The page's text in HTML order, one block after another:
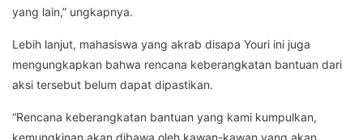
yang lain,” ungkapnya.
Lebih lanjut, mahasiswa yang akrab disapa Youri ini juga
mengungkapkan bahwa rencana keberangkatan bantuan dari
aksi tersebut belum dapat dipastikan.
“Rencana keberangkatan bantuan yang kami kumpulkan,